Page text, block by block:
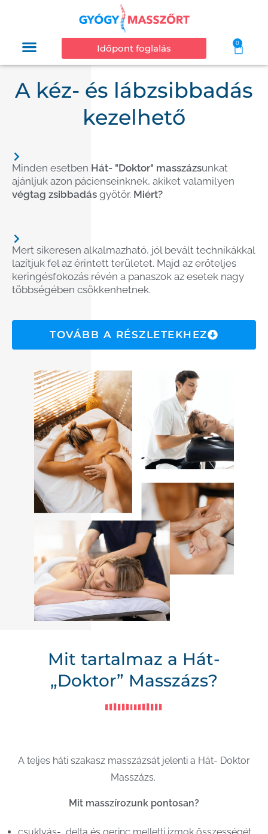
Időpont foglalás
0
A kéz- és lábzsibbadás
kezelhető
Minden esetben Hát- "Doktor" masszázsunkat
ajánljuk azon pácienseinknek, akiket valamilyen
végtag zsibbadás gyötör. Miért?
Mert sikeresen alkalmazható, jól bevált technikákkal
lazítjuk fel az érintett területet. Majd az erőteljes
keringésfokozás révén a panaszok az esetek nagy
többségében csökkenhetnek.
TOVÁBB A RÉSZLETEKHEZ
Mit tartalmaz a Hát-
„Doktor” Masszázs?
A teljes háti szakasz masszázsát jelenti a Hát- Doktor
Masszázs.
Mit masszírozunk pontosan?